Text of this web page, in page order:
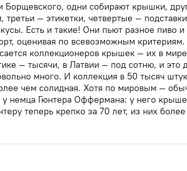
Борщевского, одни собирают крышки,
третьи — этикетки, четвертые —
Есть и такие! Они пьют разное пиво
оценивая по всевозможным критериям.
коллекционеров крышек — их в
— тысячи, в Латвии — под сотню, и это
много. И коллекция в 50 тысяч
чем солидная. Хотя по мировым —
у немца Гюнтера Оффермана: у него
теперь крепко за 70 лет, из них